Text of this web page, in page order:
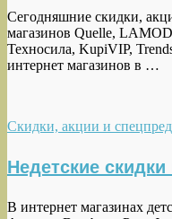
Сегодняшние скидки,
магазинов Quelle,
Техносила, KupiVIP,
интернет магазинов в …
Скидки, акции и
Недетские
В интернет магазинах